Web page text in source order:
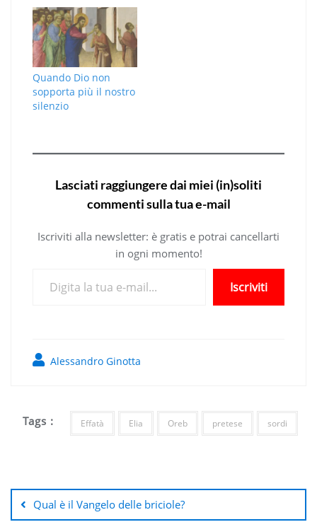
Quando Dio non
sopporta più il nostro
silenzio
Lasciati raggiungere dai miei (in)soliti
commenti sulla tua e-mail
Iscriviti alla newsletter: è gratis e potrai cancellarti
in ogni momento!
Iscriviti
Alessandro Ginotta
Tags : Effatà Elia Oreb pretese sordi
articoli
Qual è il Vangelo delle briciole?